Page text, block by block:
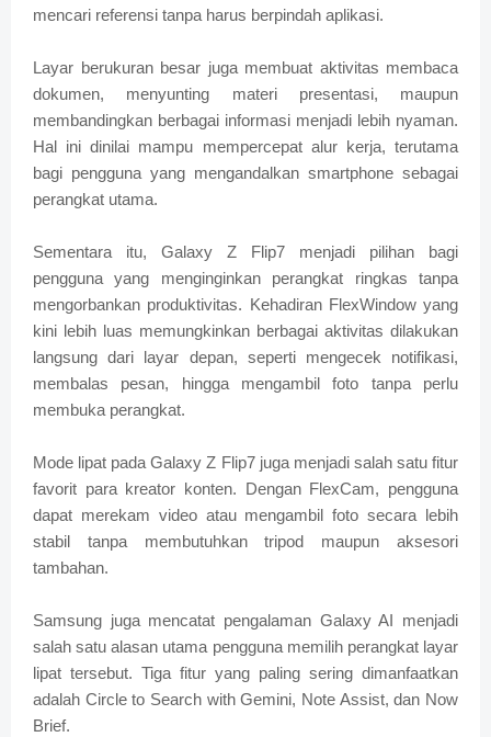
mencari referensi tanpa harus berpindah aplikasi.
Layar berukuran besar juga membuat aktivitas membaca
dokumen, menyunting materi presentasi, maupun
membandingkan berbagai informasi menjadi lebih nyaman.
Hal ini dinilai mampu mempercepat alur kerja, terutama
bagi pengguna yang mengandalkan smartphone sebagai
perangkat utama.
Sementara itu, Galaxy Z Flip7 menjadi pilihan bagi
pengguna yang menginginkan perangkat ringkas tanpa
mengorbankan produktivitas. Kehadiran FlexWindow yang
kini lebih luas memungkinkan berbagai aktivitas dilakukan
langsung dari layar depan, seperti mengecek notifikasi,
membalas pesan, hingga mengambil foto tanpa perlu
membuka perangkat.
Mode lipat pada Galaxy Z Flip7 juga menjadi salah satu fitur
favorit para kreator konten. Dengan FlexCam, pengguna
dapat merekam video atau mengambil foto secara lebih
stabil tanpa membutuhkan tripod maupun aksesori
tambahan.
Samsung juga mencatat pengalaman Galaxy AI menjadi
salah satu alasan utama pengguna memilih perangkat layar
lipat tersebut. Tiga fitur yang paling sering dimanfaatkan
adalah Circle to Search with Gemini, Note Assist, dan Now
Brief.